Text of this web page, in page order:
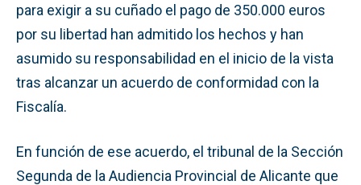
para exigir a su cuñado el pago de 350.000 euros
por su libertad han admitido los hechos y han
asumido su responsabilidad en el inicio de la vista
tras alcanzar un acuerdo de conformidad con la
Fiscalía.
En función de ese acuerdo, el tribunal de la Sección
Segunda de la Audiencia Provincial de Alicante que